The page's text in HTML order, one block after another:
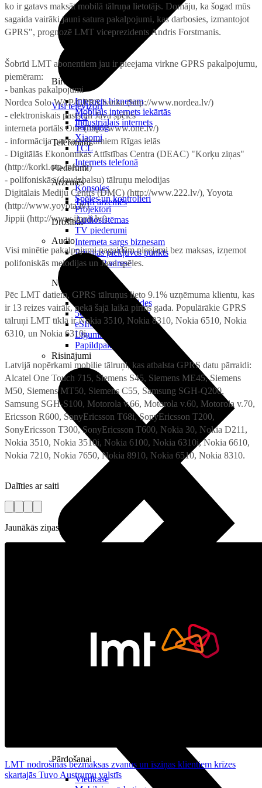
Birojam
Internets biznesam
Mobilais internets iekārtās
Industriālais internets
Telefonam
Internets telefonā
Ārzemēs
Tarifi ārzemēs
Drošībai
Interneta sargs biznesam
Privātās piekļuves punkts
Reālā IP adrese
Noderīgi
Jautājumi un atbildes
5G pārklājuma karte
eSIM tehnoloģija
Līgumi un noteikumi
Papildpakalpojumi
Risinājumi
Pārdošanai
Viedkase
Visi televizori
LG
Samsung
Xiaomi
TCL
Piederumi
Konsoles
Spēles un kontrolieri
Projektori
Audiosistēmas
TV piederumi
Audio
ko ir gatavs maksāt mobilā tālruņa lietotājs. Domāju, ka šogad mūs
sagaida vairāki jauni satura pakalpojumi, kas darbosies, izmantojot
GPRS", prognozē LMT viceprezidents Andris Forstmanis.
Šobrīd LMT abonentiem jau ir pieejama virkne GPRS pakalpojumu,
piemēram:
- bankas pakalpojumi
Nordea Solo WAP/GPRS banka (http://www.nordea.lv/)
- elektroniskais pasts un Java spēles
interneta portāls One (http://www.one.lv/)
- informācija par sastrēgumiem Rīgas ielās
- Digitālās Ekonomikas Attīstības Centra (DEAC) "Korķu ziņas"
(http://korki.oto-info.lv)
- polifoniskās (daudzbalsu) tālruņu melodijas
Digitālais Mediju Centrs (DMC) (http://www.222.lv/), Yoyota
(http://www.yoyota.lv)
Jippii (http://www.jippii.lv/)
Visi minētie pakalpojumi pagaidām pieejami bez maksas, izņemot
polifoniskās melodijas un Java spēles.
Pēc LMT datiem, GPRS tālruņus lieto 9.1% uzņēmuma klientu, kas
ir 13 reizes vairāk, nekā šajā laikā pirms gada. Populārākie GPRS
tālruņi LMT tīklā ir Nokia 3510, Nokia 8310, Nokia 6510, Nokia
6310, un Nokia 6310i.
Latvijā nopērkami mobilie tālruņi, kas atbalsta GPRS datu pārraidi:
Alcatel One Touch 715, Siemens S45, Siemens ME45, Siemens
M50, Siemens MT50, Siemens C55, Samsung SGH-Q200,
Samsung SGH-S100, Motorola v.66, Motorola v.60, Motorola v.70,
Ericsson R600, SonyEricsson T68i, SonyEricsson T200,
SonyEricsson T300, SonyEricsson T600, Nokia 30, Nokia D211,
Nokia 3510, Nokia 3510i, Nokia 6100, Nokia 6310i, Nokia 6610,
Nokia 7210, Nokia 7650, Nokia 8910, Nokia 6510, Nokia 8310.
Dalīties ar saiti
Jaunākās ziņas
LMT nodrošinās bezmaksas zvanus un īsziņas klientiem krīzes
skartajās Tuvo Austrumu valstīs